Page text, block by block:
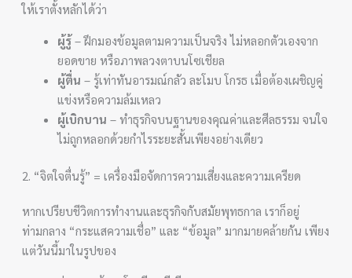
ให้เราตั้งหลักได้ว่า
ผู้รู้– ฝึกมองข้อมูลตามความเป็นจริง ไม่หลอกตัวเองจาก
ยอดขาย หรือภาพลวงตาบนโซเชียล
ผู้ตื่น – รู้เท่าทันอารมณ์กลัว ละโมบ โกรธ เมื่อต้องเผชิญคู่
แข่งหรือความล้มเหลว
ผู้เบิกบาน – ทำธุรกิจบนฐานของคุณค่าและศีลธรรม จนใจ
ไม่ถูกหลอกด้วยกำไรระยะสั้นเพียงอย่างเดียว
2. “จิตใจตื่นรู้” = เครื่องมือจัดการความเสี่ยงและความเครียด
หากเปรียบชีวิตการทำงานและธุรกิจกับสมัยพุทธกาล เราก็อยู่
ท่ามกลาง “กระแสความเชื่อ” และ “ข้อมูล” มากมายคล้ายกัน เพียง
แต่วันนี้มาในรูปของ